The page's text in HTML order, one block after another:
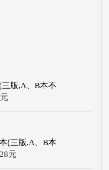
版,A、B本不
(三版,A、B本
元